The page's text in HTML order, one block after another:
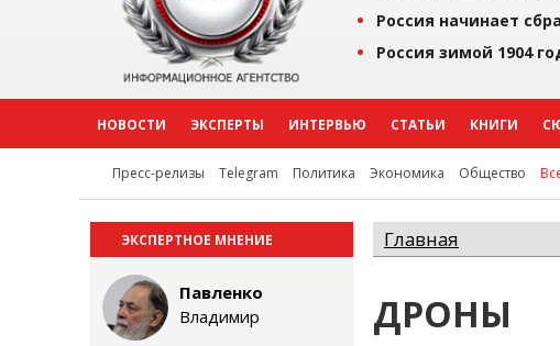
Россия начинает
Россия зимой 1904
НОВОСТИ ЭКСПЕРТЫ ИНТЕРВЬЮ СТАТЬИ КНИГИ
Пресс-релизы Telegram Политика Экономика Общество
ЭКСПЕРТНОЕ МНЕНИЕ
Павленко
Владимир
Главная
ДРОНЫ